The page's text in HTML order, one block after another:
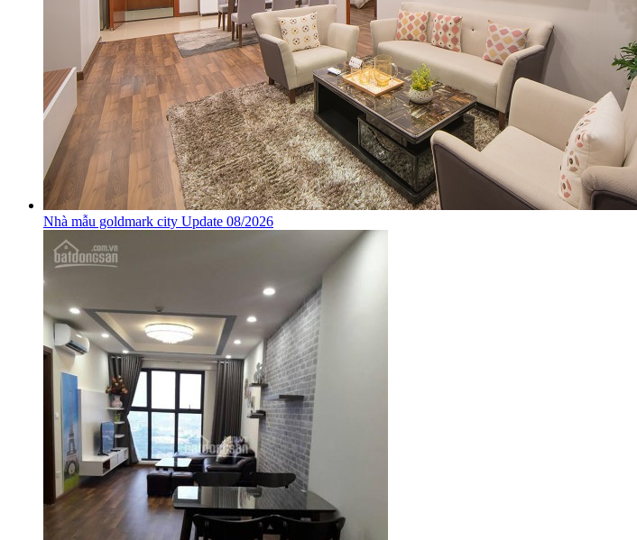
Nhà mẫu goldmark city Update 08/2026